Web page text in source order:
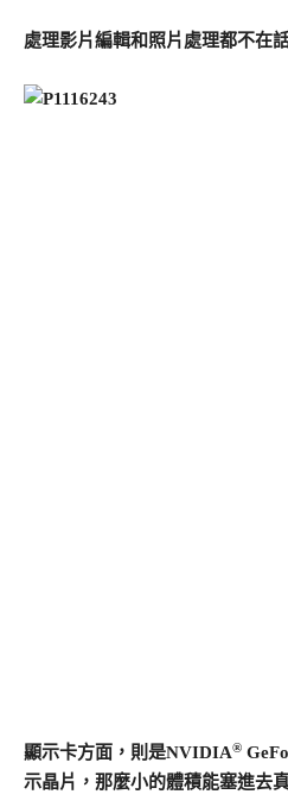
處理影片編輯和照片處理都不在
顯示卡方面，則是NVIDIA®
示晶片，那麼小的體積能塞進去